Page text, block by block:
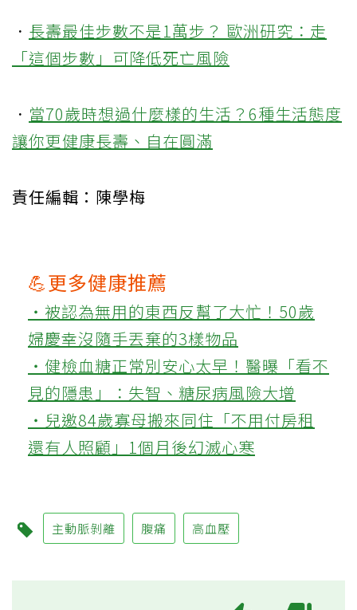
． 長壽最佳步數不是1萬步？ 歐洲研究：走
「這個步數」可降低死亡風險
． 當70歲時想過什麼樣的生活？6種生活態度
讓你更健康長壽、自在圓滿
責任編輯：陳學梅
💪更多健康推薦
‧被認為無用的東西反幫了大忙！50歲
婦慶幸沒隨手丟棄的3樣物品
‧健檢血糖正常別安心太早！醫曝「看不
見的隱患」：失智、糖尿病風險大增
‧兒邀84歲寡母搬來同住「不用付房租
還有人照顧」1個月後幻滅心寒
主動脈剝離 腹痛 高血壓